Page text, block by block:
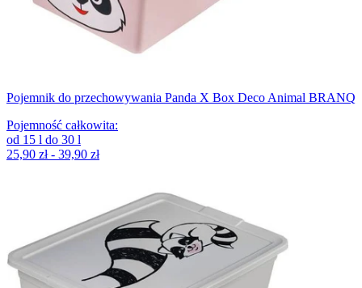
Pojemnik do przechowywania Panda X Box Deco Animal BRANQ
Pojemność całkowita:
od 15 l do 30 l
25,90 zł - 39,90 zł